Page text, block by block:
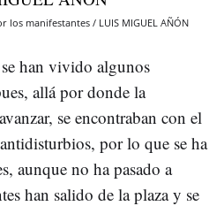
los manifestantes / LUIS MIGUEL AÑÓN
han vivido algunos
allá por donde la
se encontraban con el
por lo que se ha
aunque no ha pasado a
han salido de la plaza y se